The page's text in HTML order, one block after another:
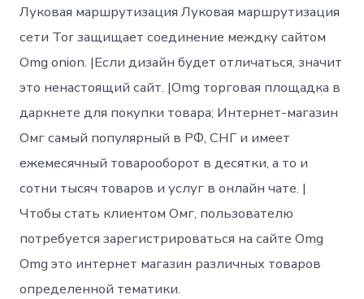
Луковая маршрутизация Луковая маршрутизация
сети Tor защищает соединение междку сайтом
Omg onion. |Если дизайн будет отличаться, значит
это ненастоящий сайт. |Omg торговая площадка в
даркнете для покупки товара; Интернет-магазин
Омг самый популярный в РФ, СНГ и имеет
ежемесячный товарооборот в десятки, а то и
сотни тысяч товаров и услуг в онлайн чате. |
Чтобы стать клиентом Омг, пользователю
потребуется зарегистрироваться на сайте Omg
Omg это интернет магазин различных товаров
определенной тематики.